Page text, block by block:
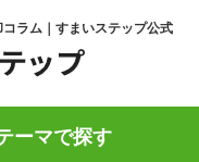
コラム｜すまいステップ公式
ーマで探す